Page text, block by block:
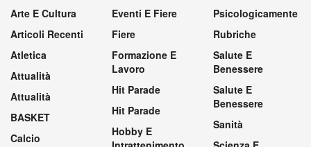
Arte E Cultura
Articoli Recenti
Atletica
Attualità
Attualità
BASKET
Calcio
Eventi E Fiere
Fiere
Formazione E
Lavoro
Hit Parade
Hit Parade
Hobby E
Psicologicamente
Rubriche
Salute E
Benessere
Salute E
Benessere
Sanità